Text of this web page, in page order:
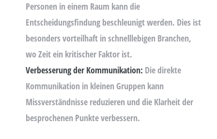
Personen in einem Raum kann die
Entscheidungsfindung beschleunigt werden. Dies ist
besonders vorteilhaft in schnelllebigen Branchen,
wo Zeit ein kritischer Faktor ist.
Verbesserung der Kommunikation: Die direkte
Kommunikation in kleinen Gruppen kann
Missverständnisse reduzieren und die Klarheit der
besprochenen Punkte verbessern.